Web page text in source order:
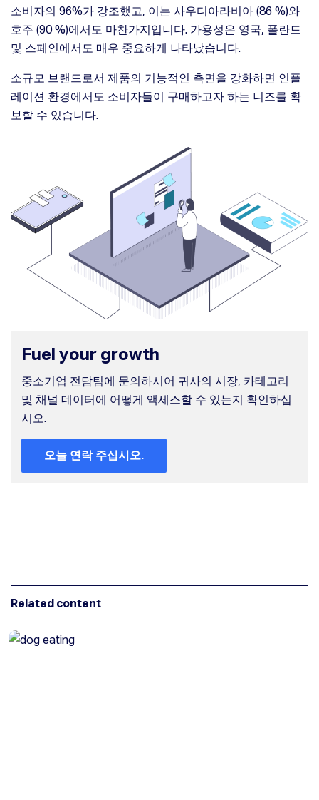
소비자의 96%가 강조했고, 이는 사우디아라비아 (86 %)와
호주 (90 %)에서도 마찬가지입니다. 가용성은 영국, 폴란드
및 스페인에서도 매우 중요하게 나타났습니다.
소규모 브랜드로서 제품의 기능적인 측면을 강화하면 인플
레이션 환경에서도 소비자들이 구매하고자 하는 니즈를 확
보할 수 있습니다.
Fuel your growth
중소기업 전담팀에 문의하시어 귀사의 시장, 카테고리
및 채널 데이터에 어떻게 액세스할 수 있는지 확인하십
시오.
오늘 연락 주십시오.
Related content